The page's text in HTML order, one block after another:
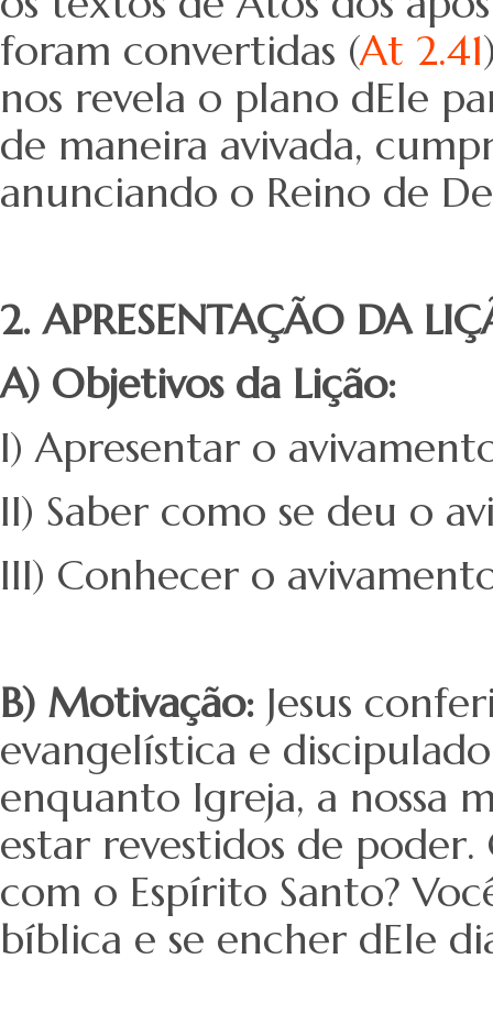
foram convertidas (At 2.41
nos revela o plano dEle
de maneira avivada,
anunciando o Reino de
2. APRESENTAÇÃO DA
A) Objetivos da Lição:
I) Apresentar o
II) Saber como se deu o
III) Conhecer o
B) Motivação: Jesus
evangelística e
enquanto Igreja, a nossa
estar revestidos de
com o Espírito Santo?
bíblica e se encher dEle